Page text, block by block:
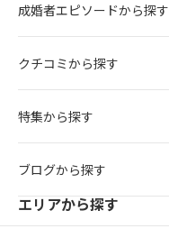
成婚者エピソードから探す
クチコミから探す
特集から探す
ブログから探す
エリアから探す